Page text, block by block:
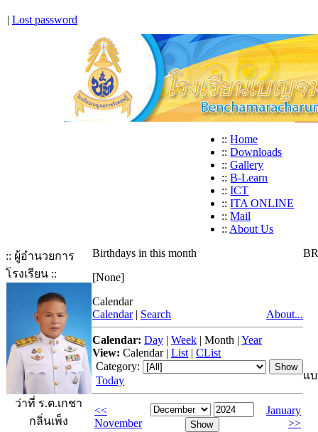
| Lost password
:: Home
:: Downloads
:: Gallery
:: B-Learn
:: ICT
:: ITA ONLINE
:: Mail
:: About Us
:: ผู้อำนวยการ
โรงเรียน ::
ว่าที่ ร.ต.เกชา
กลิ่นเพ็ง
Birthdays in this month
[None]
Calendar
Calendar | Search About...
Calendar: Day | Week | Month | Year
View: Calendar| List | CList
Category:
Today
<<
November
January
>>
แ